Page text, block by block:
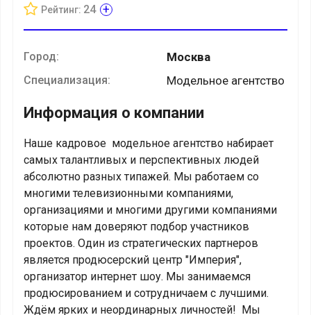
Рейтинг: 24 +
Город: Москва
Специализация: Модельное агентство
Информация о компании
Наше кадровое модельное агентство набирает
самых талантливых и перспективных людей
абсолютно разных типажей. Мы работаем со
многими телевизионными компаниями,
организациями и многими другими компаниями
которые нам доверяют подбор участников
проектов. Один из стратегических партнеров
является продюсерский центр "Империя",
организатор интернет шоу. Мы занимаемся
продюсированием и сотрудничаем с лучшими.
Ждём ярких и неординарных личностей! Мы